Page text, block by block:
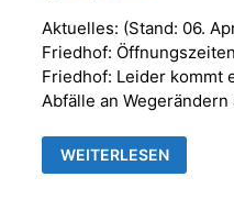
Aktuelles: (Stand: 06.
Friedhof:
Friedhof: Leider kommt
Abfälle an
WEITERLESEN